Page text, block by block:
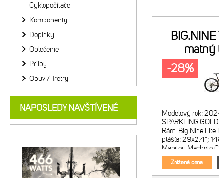
matný
Modelový rok:
SPARKLING
Rám: Big.Nine Lite
plášťa: 29x2.4";
Manitou Machete
zdvih 120mm;
Znížená cena
-28%
Cyklopočítače
Komponenty
Doplnky
Oblečenie
Prilby
Obuv / Tretry
NAPOSLEDY NAVŠTÍVENÉ